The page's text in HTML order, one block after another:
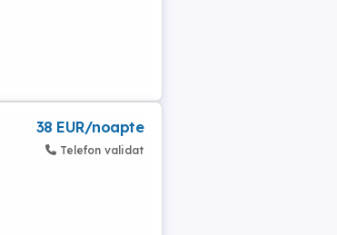
38 EUR/noapte
Telefon validat